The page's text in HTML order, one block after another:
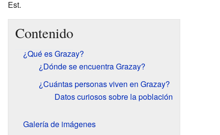
Est.
Contenido
¿Qué es Grazay?
¿Dónde se encuentra Grazay?
¿Cuántas personas viven en Grazay?
Datos curiosos sobre la población
Galería de imágenes